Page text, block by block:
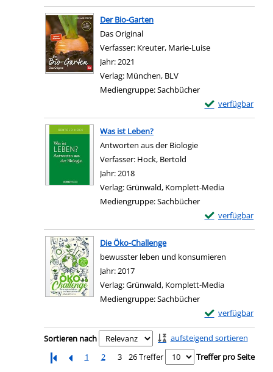
Zum Download
Der Bio-Garten
Das Original
Verfasser: Kreuter, Marie-Luise
Jahr:2021
Verlag: München, BLV
Mediengruppe:Sachbücher
verfügbar
Exemplar-Details
Zum Download
Was ist Leben?
Antworten aus der Biologie
Verfasser: Hock, Bertold
Jahr:2018
Verlag:Grünwald, Komplett-Media
Mediengruppe:Sachbücher
verfügbar
Exemplar-Details
Zum Download
Die Öko-Challenge
bewusster leben und konsumieren
Suche nach diesem Verfasser
Jahr:2017
Verlag:Grünwald, Komplett-Media
Mediengruppe:Sachbücher
verfügbar
Exemplar-Details
Zum Download
Zu den Suchfiltern springen
Sortieren nach
aufsteigend sortieren
1
2 3 26 Treffer
Treffer pro Seite